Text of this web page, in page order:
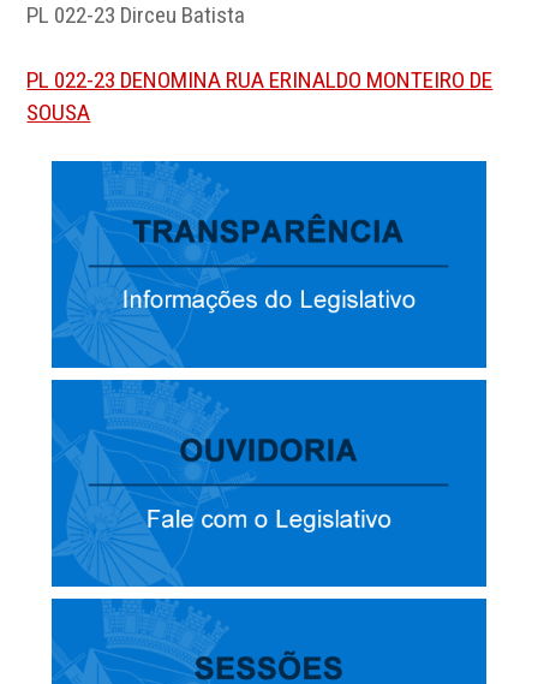
PL 022-23 Dirceu Batista
PL 022-23 DENOMINA RUA ERINALDO MONTEIRO DE
SOUSA